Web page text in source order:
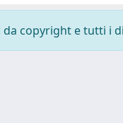
copyright e tutti i